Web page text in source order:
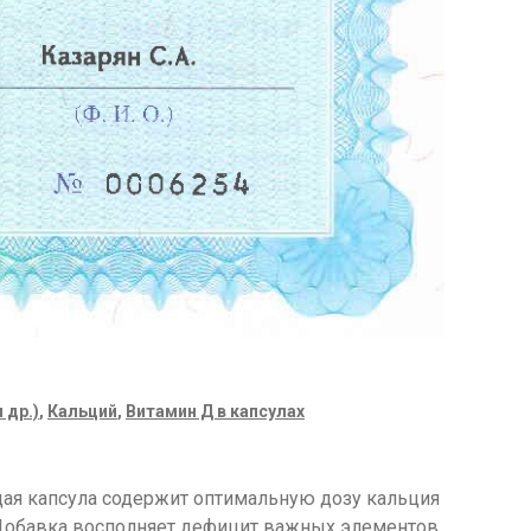
др.), Кальций, Витамин Д в капсулах
капсула содержит оптимальную дозу кальция
восполняет дефицит важных элементов,